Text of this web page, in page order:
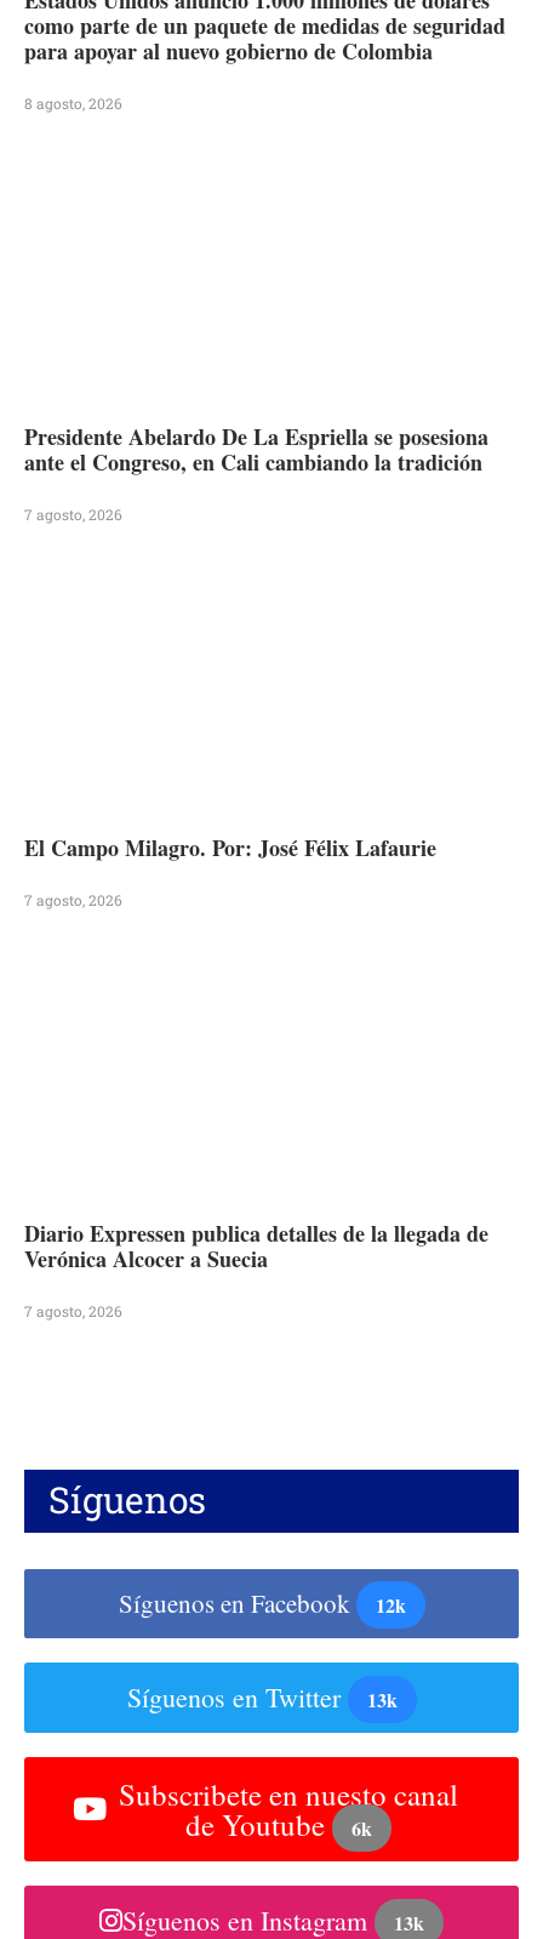
como parte de un paquete de medidas de seguridad
para apoyar al nuevo gobierno de Colombia
8 agosto, 2026
Presidente Abelardo De La Espriella se posesiona
ante el Congreso, en Cali cambiando la tradición
7 agosto, 2026
El Campo Milagro. Por: José Félix Lafaurie
7 agosto, 2026
Diario Expressen publica detalles de la llegada de
Verónica Alcocer a Suecia
7 agosto, 2026
Síguenos
Síguenos en Facebook 12k
Síguenos en Twitter 13k
Subscribete en nuesto canal
de Youtube 6k
Síguenos en Instagram 13k